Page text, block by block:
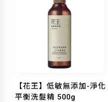
【花王】低敏無添加-淨化
平衡洗髮精 500g